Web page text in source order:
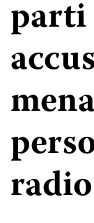
parti
radio